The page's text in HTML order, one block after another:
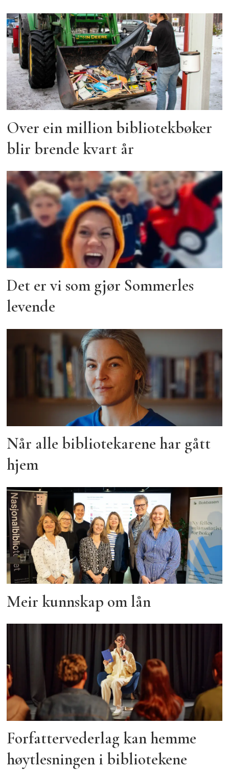
Over ein million bibliotekbøker
blir brende kvart år
Det er vi som gjør Sommerles
levende
Når alle bibliotekarene har gått
hjem
Meir kunnskap om lån
Forfattervederlag kan hemme
høytlesningen i bibliotekene